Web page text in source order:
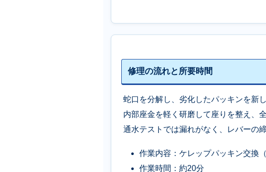
修理の流れと所要時間
蛇口を分解し、劣化したパッキンを新
内部座金を軽く研磨して座りを整え、
通水テストでは漏れがなく、レバーの
作業内容：ケレップパッキン交換
作業時間：約20分